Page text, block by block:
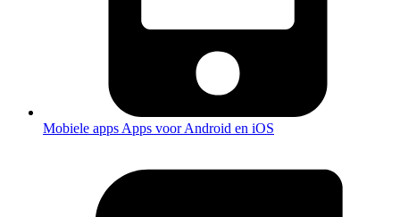
Mobiele apps Apps voor Android en iOS